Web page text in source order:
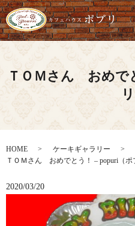
ＴＯＭさん おめで
リ
HOME
ケーキギャラリー
ＴＯＭさん おめでとう！ – popuri（ポ
2020/03/20